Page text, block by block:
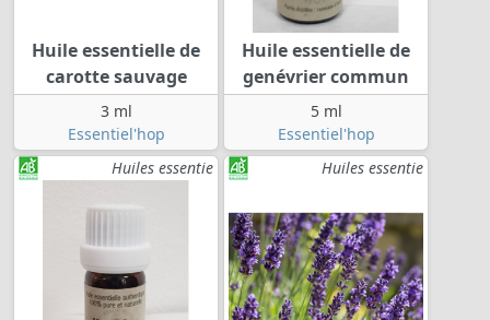
Huile essentielle de
carotte sauvage
3 ml
Essentiel'hop
Huile essentielle de
genévrier commun
5 ml
Essentiel'hop
Huiles essentie
Huiles essentie